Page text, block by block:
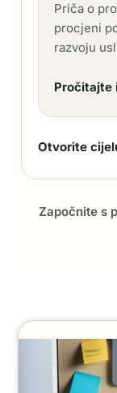
Priča o
procjeni
razvoju
Pročitajte
Otvorite
Započnite s